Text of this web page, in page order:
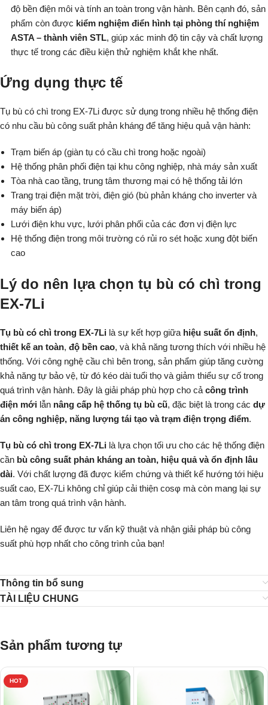
độ bền điện môi và tính an toàn trong vận hành. Bên cạnh đó, sản
phẩm còn được kiểm nghiệm điển hình tại phòng thí nghiệm
ASTA – thành viên STL, giúp xác minh độ tin cậy và chất lượng
thực tế trong các điều kiện thử nghiệm khắt khe nhất.
Ứng dụng thực tế
Tụ bù có chì trong EX-7Li được sử dụng trong nhiều hệ thống điện
có nhu cầu bù công suất phản kháng để tăng hiệu quả vận hành:
Trạm biến áp (giàn tụ có cầu chì trong hoặc ngoài)
Hệ thống phân phối điện tại khu công nghiệp, nhà máy sản xuất
Tòa nhà cao tầng, trung tâm thương mại có hệ thống tải lớn
Trang trại điện mặt trời, điện gió (bù phản kháng cho inverter và
máy biến áp)
Lưới điện khu vực, lưới phân phối của các đơn vị điện lực
Hệ thống điện trong môi trường có rủi ro sét hoặc xung đột biến
cao
Lý do nên lựa chọn tụ bù có chì trong
EX-7Li
Tụ bù có chì trong EX-7Li là sự kết hợp giữa hiệu suất ổn định,
thiết kế an toàn, độ bền cao, và khả năng tương thích với nhiều hệ
thống. Với công nghệ cầu chì bên trong, sản phẩm giúp tăng cường
khả năng tự bảo vệ, từ đó kéo dài tuổi thọ và giảm thiểu sự cố trong
quá trình vận hành. Đây là giải pháp phù hợp cho cả công trình
điện mới lẫn nâng cấp hệ thống tụ bù cũ, đặc biệt là trong các dự
án công nghiệp, năng lượng tái tạo và trạm điện trọng điểm.
Tụ bù có chì trong EX-7Li là lựa chọn tối ưu cho các hệ thống điện
cần bù công suất phản kháng an toàn, hiệu quả và ổn định lâu
dài. Với chất lượng đã được kiểm chứng và thiết kế hướng tới hiệu
suất cao, EX-7Li không chỉ giúp cải thiện cosφ mà còn mang lại sự
an tâm trong quá trình vận hành.
Liên hệ ngay để được tư vấn kỹ thuật và nhận giải pháp bù công
suất phù hợp nhất cho công trình của bạn!
Thông tin bổ sung
TÀI LIỆU CHUNG
Sản phẩm tương tự
HOT